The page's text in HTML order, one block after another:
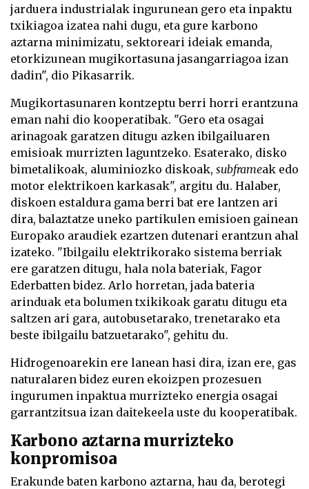
jarduera industrialak ingurunean gero eta inpaktu
txikiagoa izatea nahi dugu, eta gure karbono
aztarna minimizatu, sektoreari ideiak emanda,
etorkizunean mugikortasuna jasangarriagoa izan
dadin", dio Pikasarrik.
Mugikortasunaren kontzeptu berri horri erantzuna
eman nahi dio kooperatibak. "Gero eta osagai
arinagoak garatzen ditugu azken ibilgailuaren
emisioak murrizten laguntzeko. Esaterako, disko
bimetalikoak, aluminiozko diskoak, subframeak edo
motor elektrikoen karkasak", argitu du. Halaber,
diskoen estaldura gama berri bat ere lantzen ari
dira, balaztatze uneko partikulen emisioen gainean
Europako araudiek ezartzen dutenari erantzun ahal
izateko. "Ibilgailu elektrikorako sistema berriak
ere garatzen ditugu, hala nola bateriak, Fagor
Ederbatten bidez. Arlo horretan, jada bateria
arinduak eta bolumen txikikoak garatu ditugu eta
saltzen ari gara, autobusetarako, trenetarako eta
beste ibilgailu batzuetarako", gehitu du.
Hidrogenoarekin ere lanean hasi dira, izan ere, gas
naturalaren bidez euren ekoizpen prozesuen
ingurumen inpaktua murrizteko energia osagai
garrantzitsua izan daitekeela uste du kooperatibak.
Karbono aztarna murrizteko
konpromisoa
Erakunde baten karbono aztarna, hau da, berotegi